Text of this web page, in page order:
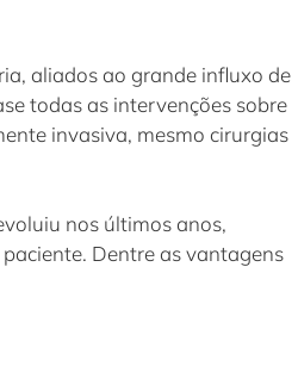
aliados ao grande influxo de
todas as intervenções sobre
invasiva, mesmo cirurgias
nos últimos anos,
Dentre as vantagens